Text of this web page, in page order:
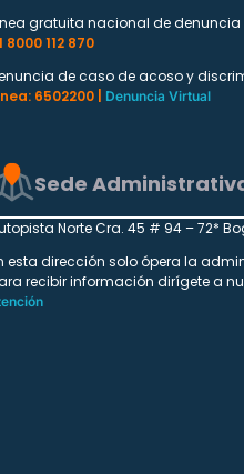
gratuita nacional de denuncia
8000 112 870
de caso de acoso y
6502200 |
Denuncia Virtual
Sede
Norte Cra. 45 # 94 – 72*
esta dirección solo ópera la
recibir información dirígete a